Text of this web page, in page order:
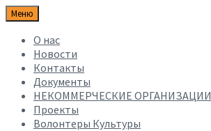
Меню
О нас
Новости
Контакты
Документы
НЕКОММЕРЧЕСКИЕ ОРГАНИЗАЦИИ
Проекты
Волонтеры Культуры